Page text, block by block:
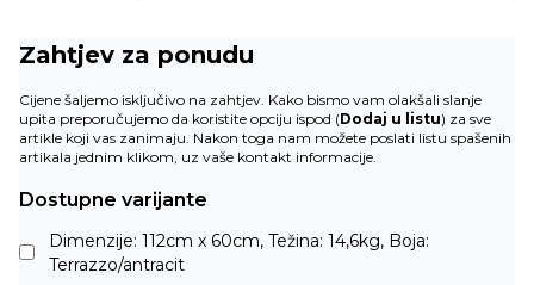
Zahtjev za ponudu
Cijene šaljemo isključivo na zahtjev. Kako bismo vam olakšali slanje
upita preporučujemo da koristite opciju ispod (Dodaj u listu) za sve
artikle koji vas zanimaju. Nakon toga nam možete poslati listu spašenih
artikala jednim klikom, uz vaše kontakt informacije.
Dostupne varijante
Dimenzije: 112cm x 60cm, Težina: 14,6kg, Boja:
Terrazzo/antracit